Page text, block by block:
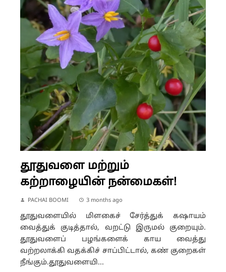
தூதுவளை மற்றும்
கற்றாழையின் நன்மைகள்!
PACHAI BOOMI 3 months ago
தூதுவளையில் மிளகைச் சேர்த்துக் கஷாயம்
வைத்துக் குடித்தால், வறட்டு இருமல் குறையும்.
தூதுவளைப் பழங்களைக் காய வைத்து
வற்றலாக்கி வதக்கிச் சாப்பிட்டால், கண் குறைகள்
நீங்கும்.தூதுவளையி...